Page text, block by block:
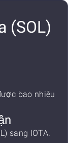
(SOL)
bao nhiêu
sang IOTA.